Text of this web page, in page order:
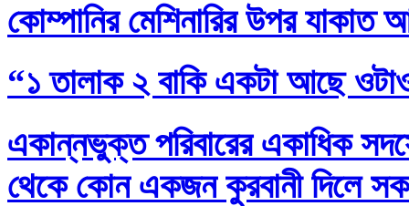
কোম্পানির মেশিনারির উপর যাকাত
“১ তালাক ২ বাকি একটা আছে
একান্নভুক্ত পরিবারের একাধিক
থেকে কোন একজন কুরবানী দিলে